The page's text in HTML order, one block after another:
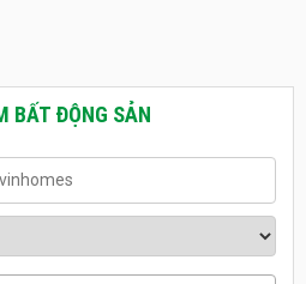
BẤT ĐỘNG SẢN